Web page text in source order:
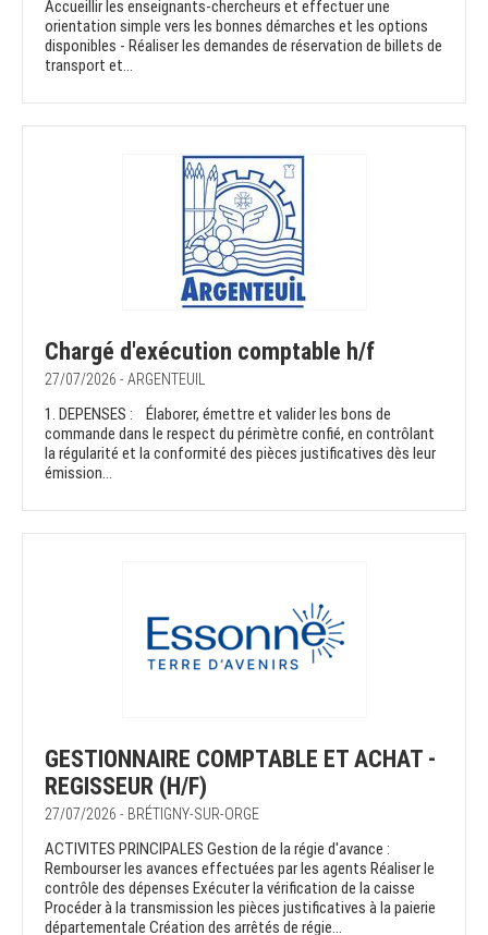
Accueillir les enseignants-chercheurs et effectuer une
orientation simple vers les bonnes démarches et les options
disponibles - Réaliser les demandes de réservation de billets de
transport et...
Chargé d'exécution comptable h/f
27/07/2026 - ARGENTEUIL
1. DEPENSES : Élaborer, émettre et valider les bons de
commande dans le respect du périmètre confié, en contrôlant
la régularité et la conformité des pièces justificatives dès leur
émission...
GESTIONNAIRE COMPTABLE ET ACHAT -
REGISSEUR (H/F)
27/07/2026 - BRÉTIGNY-SUR-ORGE
ACTIVITES PRINCIPALES Gestion de la régie d'avance :
Rembourser les avances effectuées par les agents Réaliser le
contrôle des dépenses Exécuter la vérification de la caisse
Procéder à la transmission les pièces justificatives à la paierie
départementale Création des arrêtés de régie...